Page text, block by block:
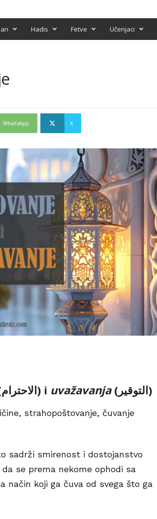
Hadis Fetve Učenjaci
WhatsApp X
(الاحترام) i uvažavanja (التوقير)
strahopoštovanje, čuvanje
sadrži smirenost i dostojanstvo
se prema nekome ophodi sa
način koji ga čuva od svega što ga